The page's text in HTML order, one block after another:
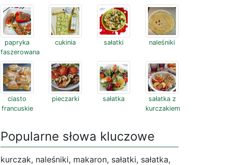
papryka
faszerowana
cukinia sałatki naleśniki
ciasto
francuskie
pieczarki sałatka
sałatka z
kurczakiem
Popularne słowa kluczowe
kurczak, naleśniki, makaron, sałatki, sałatka,